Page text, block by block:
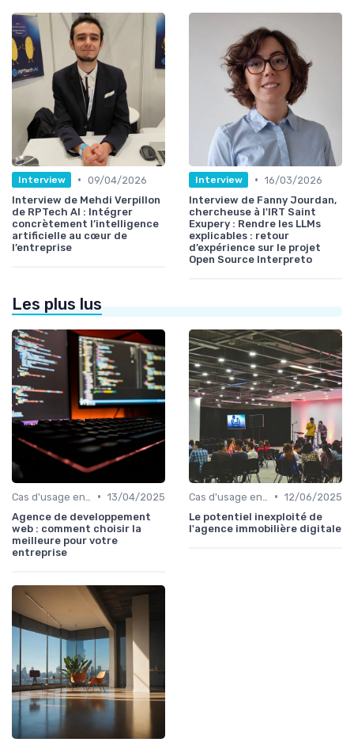
Interview • 09/04/2026
Interview de Mehdi Verpillon
de RPTech AI : Intégrer
concrètement l’intelligence
artificielle au cœur de
l’entreprise
Interview • 16/03/2026
Interview de Fanny Jourdan,
chercheuse à l'IRT Saint
Exupery : Rendre les LLMs
explicables : retour
d’expérience sur le projet
Open Source Interpreto
Les plus lus
• 13/04/2025
Agence de developpement
web : comment choisir la
meilleure pour votre
entreprise
• 12/06/2025
Le potentiel inexploité de
l'agence immobilière digitale